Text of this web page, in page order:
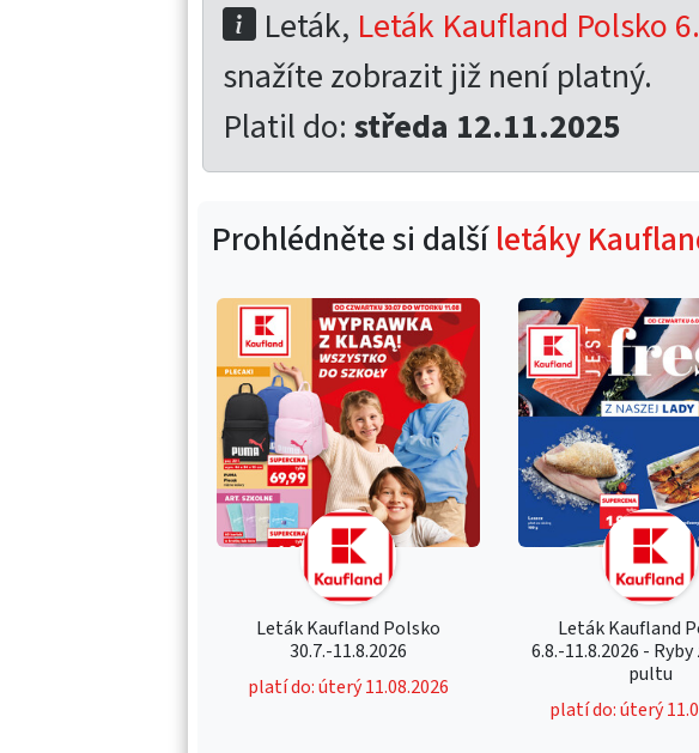
Leták, Leták Kaufland Polsko
snažíte zobrazit již není platný.
Platil do: středa 12.11.2025
Prohlédněte si dalšíletáky
Leták Kaufland Polsko
30.7.-11.8.2026
platí do: úterý 11.08.2026
Leták Kaufland
6.8.-11.8.2026 -
pultu
platí do: úterý